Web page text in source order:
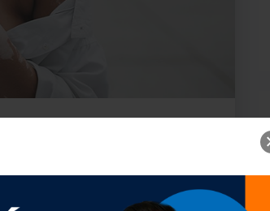
Primaria y
vitíligo en la consulta
del estudio